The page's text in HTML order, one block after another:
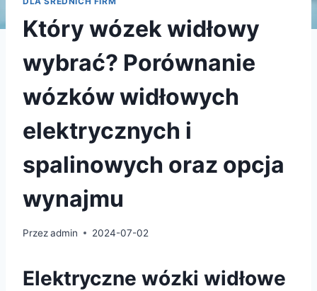
Który wózek widłowy
wybrać? Porównanie
wózków widłowych
elektrycznych i
spalinowych oraz opcja
wynajmu
Przezadmin 2024-07-02
Elektryczne wózki widłowe